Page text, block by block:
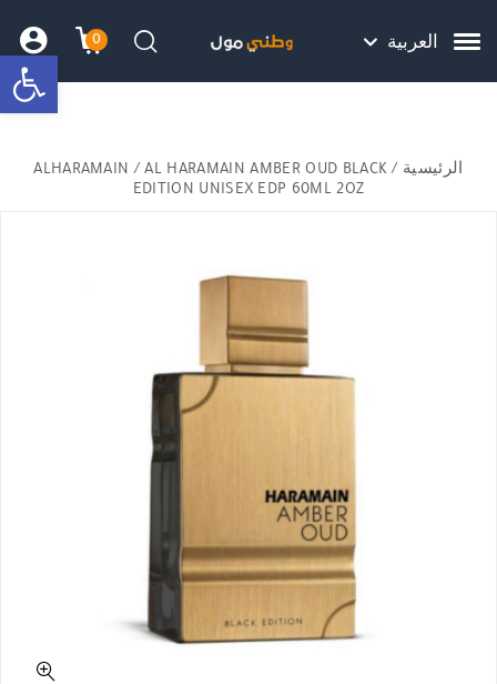
هل نزلت التطبيق ليصلك كل جديد ؟
العربية 0
עגלתחיפוש
الرئيسية /
ALHARAMAIN / AL HARAMAIN AMBER OUD BLACK
EDITION UNISEX EDP 60ML 2OZ